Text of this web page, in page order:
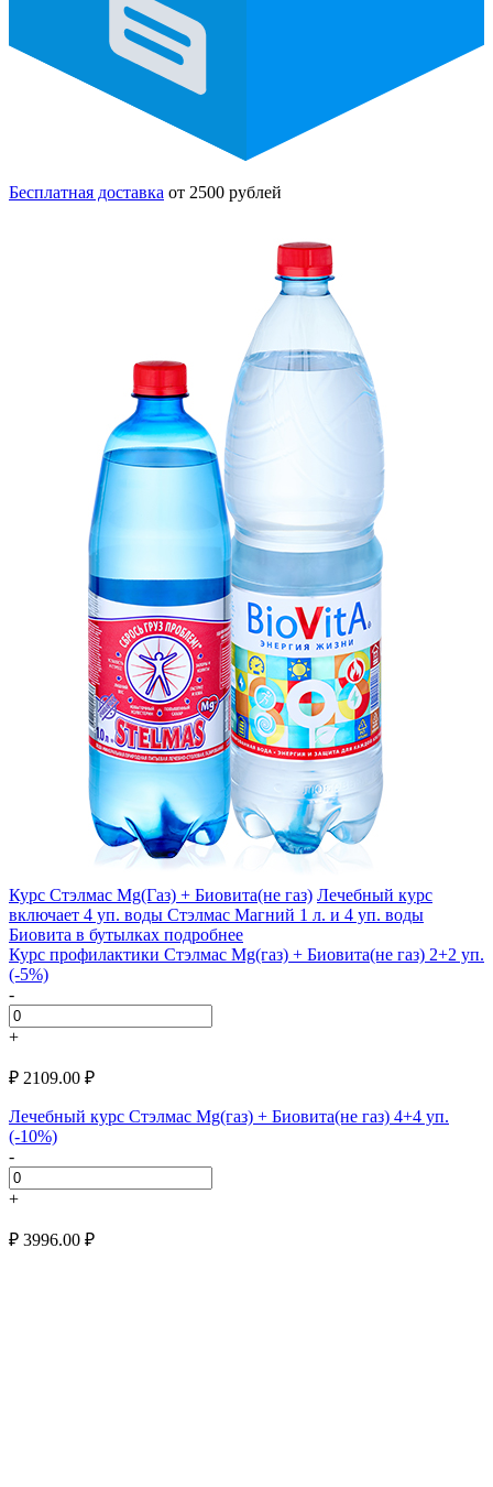
Бесплатная доставка от 2500 рублей
Курс Стэлмас Mg(Газ) + Биовита(не газ) Лечебный курс
включает 4 уп. воды Стэлмас Магний 1 л. и 4 уп. воды
Биовита в бутылках подробнее
Курс профилактики Стэлмас Mg(газ) + Биовита(не газ) 2+2 уп.
(-5%)
-
+
₽ 2109.00 ₽
Лечебный курс Стэлмас Mg(газ) + Биовита(не газ) 4+4 уп.
(-10%)
-
+
₽ 3996.00 ₽